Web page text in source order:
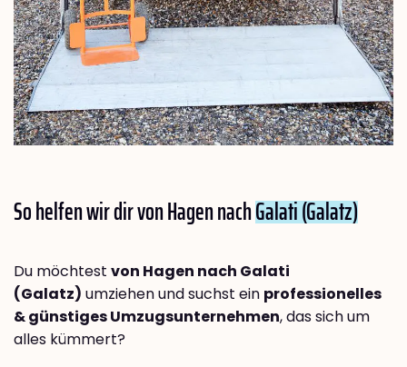
So helfen wir dir von Hagen nachGalati (Galatz)
Du möchtest von Hagen nach Galati
(Galatz) umziehen und suchst ein professionelles
& günstiges Umzugsunternehmen, das sich um
alles kümmert?